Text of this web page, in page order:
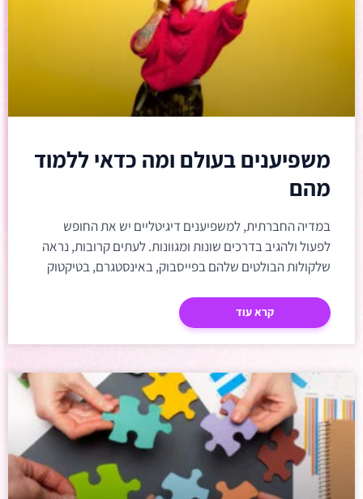
משפיענים בעולם ומה כדאי ללמוד
מהם
במדיה החברתית, למשפיענים דיגיטליים יש את החופש
לפעול ולהגיב בדרכים שונות ומגוונות. לעתים קרובות, נראה
שלקולות הבולטים שלהם בפייסבוק, באינסטגרם, בטיקטוק
קרא עוד